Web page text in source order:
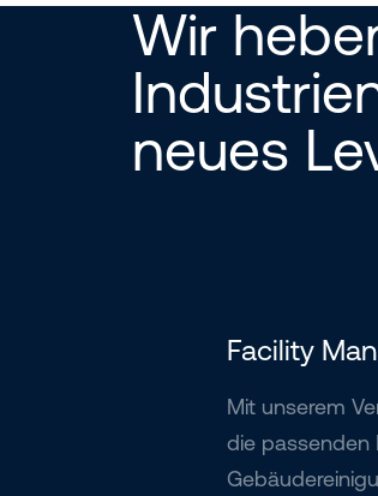
Wir
neues
Facility
Mit unserem
die passenden